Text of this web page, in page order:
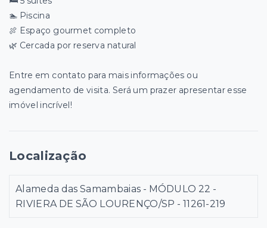
🏊 Piscina
🍖 Espaço gourmet completo
🌿 Cercada por reserva natural
Entre em contato para mais informações ou
agendamento de visita. Será um prazer apresentar esse
imóvel incrível!
Localização
Alameda das Samambaias - MÓDULO 22 -
RIVIERA DE SÃO LOURENÇO/SP - 11261-219